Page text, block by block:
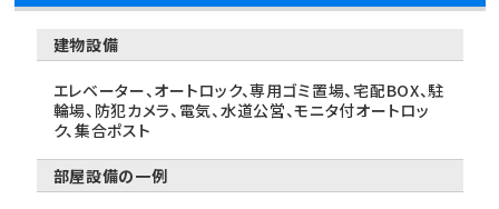
建物設備
エレベーター、オートロック、専用ゴミ置場、宅配BOX、駐
輪場、防犯カメラ、電気、水道公営、モニタ付オートロッ
ク、集合ポスト
部屋設備の一例